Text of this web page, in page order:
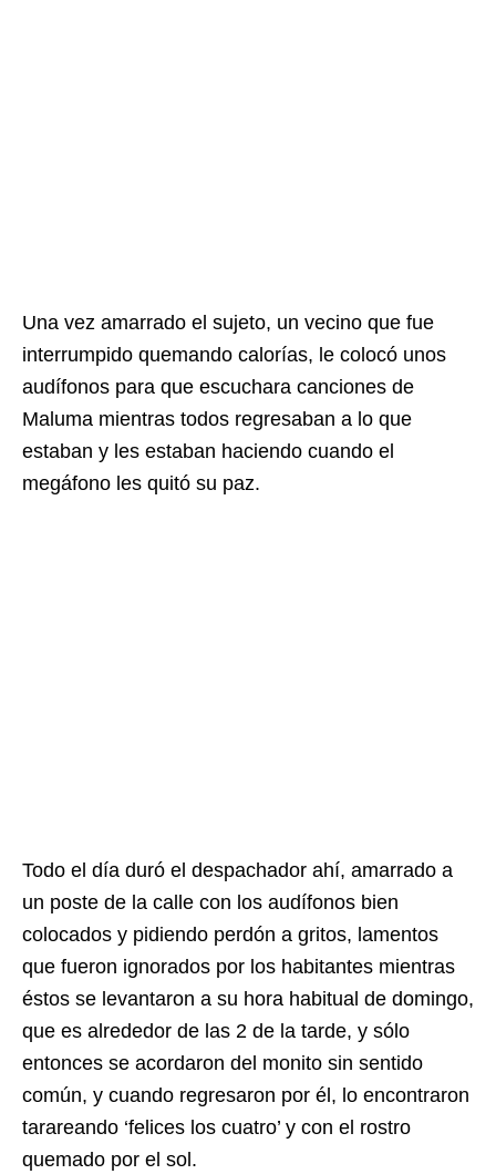
Una vez amarrado el sujeto, un vecino que fue
interrumpido quemando calorías, le colocó unos
audífonos para que escuchara canciones de
Maluma mientras todos regresaban a lo que
estaban y les estaban haciendo cuando el
megáfono les quitó su paz.
Todo el día duró el despachador ahí, amarrado a
un poste de la calle con los audífonos bien
colocados y pidiendo perdón a gritos, lamentos
que fueron ignorados por los habitantes mientras
éstos se levantaron a su hora habitual de domingo,
que es alrededor de las 2 de la tarde, y sólo
entonces se acordaron del monito sin sentido
común, y cuando regresaron por él, lo encontraron
tarareando ‘felices los cuatro’ y con el rostro
quemado por el sol.